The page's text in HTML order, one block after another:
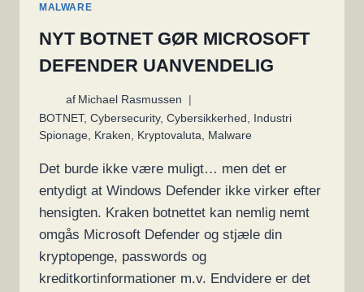
MALWARE
NYT BOTNET GØR MICROSOFT
DEFENDER UANVENDELIG
af Michael Rasmussen
BOTNET, Cybersecurity, Cybersikkerhed ,
Industri
Spionage, Kraken, Kryptovaluta, Malware
Det burde ikke være muligt… men det er
entydigt at Windows Defender ikke virker efter
hensigten. Kraken botnettet kan nemlig nemt
omgås Microsoft Defender og stjæle din
kryptopenge, passwords og
kreditkortinformationer m.v. Endvidere er det